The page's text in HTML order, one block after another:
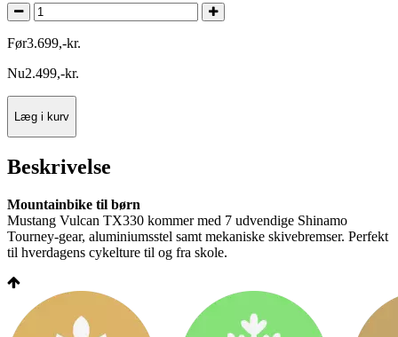
Før3.699,-kr.
Nu2.499,-kr.
Læg i kurv
Beskrivelse
Mountainbike til børn
Mustang Vulcan TX330 kommer med 7 udvendige Shinamo
Tourney-gear, aluminiumsstel samt mekaniske skivebremser. Perfekt
til hverdagens cykelture til og fra skole.